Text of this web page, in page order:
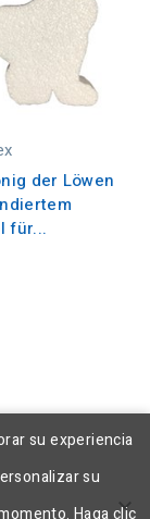
der Löwen
für...

su experiencia
su
Haga clic